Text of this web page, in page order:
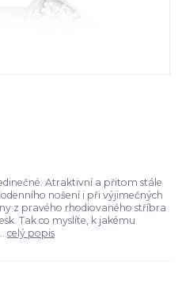
Atraktivní a přitom stále
nošení i při výjimečných
z pravého rhodiovaného stříbra
Tak co myslíte, k jakému
celý popis